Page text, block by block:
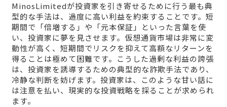
MinosLimitedが投資家を引き寄せるために行う最も典
型的な手法は、過度に高い利益を約束することです。短
期間で「倍増する」や「元本保証」といった言葉を使
い、投資家に夢を見させます。仮想通貨市場は非常に変
動性が高く、短期間でリスクを抑えて高額なリターンを
得ることは極めて困難です。こうした過剰な利益の誇張
は、投資家を誘導するための典型的な詐欺手法であり、
冷静な判断を妨げます。投資家は、このような甘い話に
は注意を払い、現実的な投資戦略を採ることが求められ
ます。